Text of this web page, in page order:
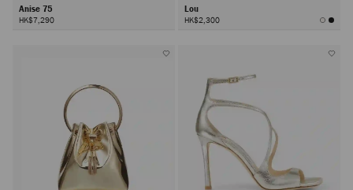
Anise 75
HK$7,290
Lou
HK$2,300